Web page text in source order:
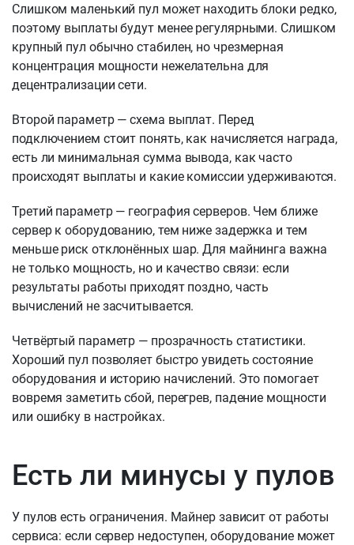
Слишком маленький пул может находить блоки редко,
поэтому выплаты будут менее регулярными. Слишком
крупный пул обычно стабилен, но чрезмерная
концентрация мощности нежелательна для
децентрализации сети.
Второй параметр — схема выплат. Перед
подключением стоит понять, как начисляется награда,
есть ли минимальная сумма вывода, как часто
происходят выплаты и какие комиссии удерживаются.
Третий параметр — география серверов. Чем ближе
сервер к оборудованию, тем ниже задержка и тем
меньше риск отклонённых шар. Для майнинга важна
не только мощность, но и качество связи: если
результаты работы приходят поздно, часть
вычислений не засчитывается.
Четвёртый параметр — прозрачность статистики.
Хороший пул позволяет быстро увидеть состояние
оборудования и историю начислений. Это помогает
вовремя заметить сбой, перегрев, падение мощности
или ошибку в настройках.
Есть ли минусы у пулов
У пулов есть ограничения. Майнер зависит от работы
сервиса: если сервер недоступен, оборудование может